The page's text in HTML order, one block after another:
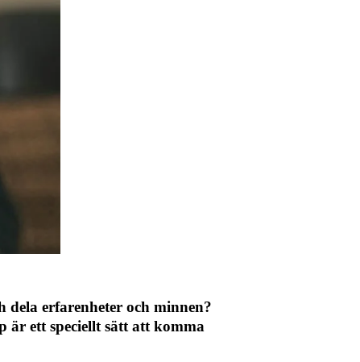
erfarenheter och minnen?
är ett speciellt sätt att komma